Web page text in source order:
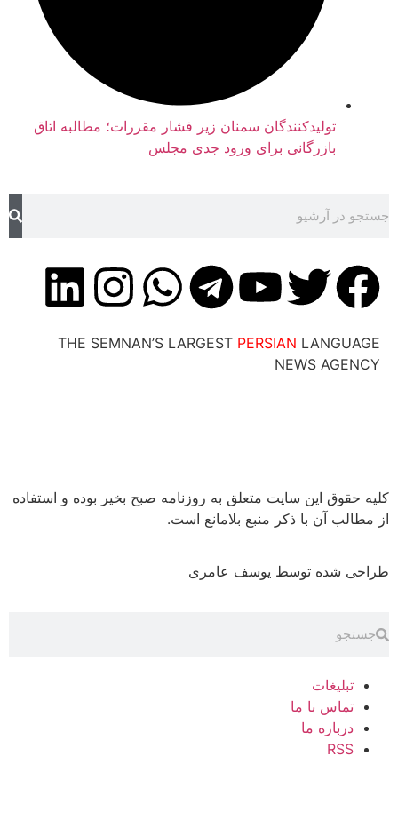
تولیدکنندگان سمنان زیر فشار مقررات؛ مطالبه اتاق
بازرگانی برای ورود جدی مجلس
THE SEMNAN’S LARGESTPERSIAN
NEWS
این سایت متعلق به روزنامه صبح بخیر بوده و استفاده
آن با ذکر منبع بلامانع است.
توسط یوسف عامری
با ما
ما